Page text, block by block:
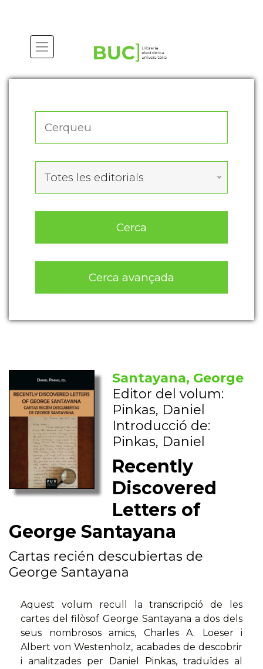
Totes les editorials
Cerca
Cerca avançada
Santayana, George
Editor del volum:
Pinkas, Daniel
Introducció de:
Pinkas, Daniel
Recently
Discovered
Letters of
George Santayana
Cartas recién descubiertas de
George Santayana
Aquest volum recull la transcripció de les
cartes del filòsof George Santayana a dos dels
seus nombrosos amics, Charles A. Loeser i
Albert von Westenholz, acabades de descobrir
i analitzades per Daniel Pinkas, traduïdes al